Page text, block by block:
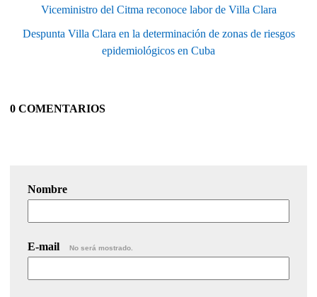
Viceministro del Citma reconoce labor de Villa Clara
Despunta Villa Clara en la determinación de zonas de riesgos
epidemiológicos en Cuba
0 COMENTARIOS
Nombre
E-mail No será mostrado.